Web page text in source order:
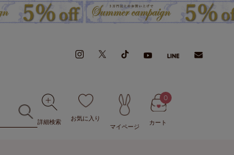
詳細検索
お気に入り
マイページ
カート
0